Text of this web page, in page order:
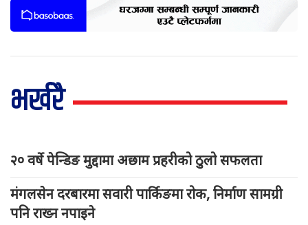
भर्खरै
२० वर्षे पेन्डिङ मुद्दामा अछाम प्रहरीको ठुलो सफलता
मंगलसेन दरबारमा सवारी पार्किङमा रोक, निर्माण सामग्री
पनि राख्न नपाइने